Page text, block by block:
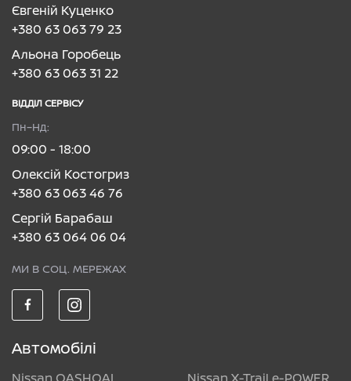
Євгеній Куценко
+380 63 063 79 23
Альона Горобець
+380 63 063 31 22
ВІДДІЛ CЕРВІСУ
Пн–Нд:
09:00 - 18:00
Олексій Костогриз
+380 63 063 46 76
Сергій Барабаш
+380 63 064 06 04
МИ В СОЦ. МЕРЕЖАХ
Автомобілі